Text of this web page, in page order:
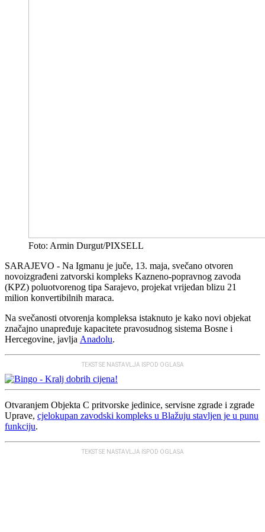
Foto: Armin Durgut/PIXSELL
SARAJEVO - Na Igmanu je juče, 13. maja, svečano otvoren
novoizgrađeni zatvorski kompleks Kazneno-popravnog zavoda
(KPZ) poluotvorenog tipa Sarajevo, projekat vrijedan blizu 21
milion konvertibilnih maraca.
Na svečanosti otvorenja kompleksa istaknuto je kako novi objekat
značajno unapređuje kapacitete pravosudnog sistema Bosne i
Hercegovine, javlja Anadolu.
TEKST SE NASTAVLJA ISPOD OGLASA
Otvaranjem Objekta C pritvorske jedinice, servisne zgrade i zgrade
Uprave, cjelokupan zavodski kompleks u Blažuju stavljen je u punu
funkciju.
TEKST SE NASTAVLJA ISPOD OGLASA